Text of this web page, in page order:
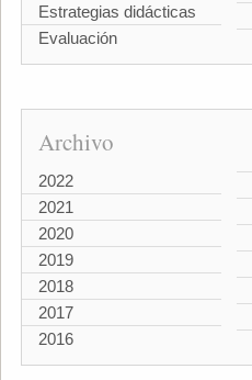
Estrategias didácticas
Evaluación
Archivo
2022
2021
2020
2019
2018
2017
2016